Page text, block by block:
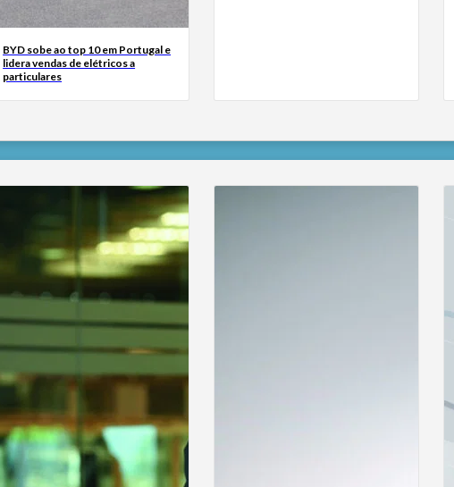
BYD sobe ao top 10 em Portugal e
lidera vendas de elétricos a
particulares